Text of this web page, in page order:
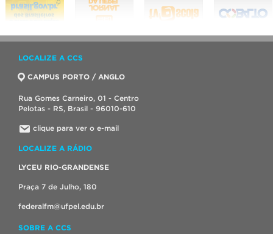
LOCALIZE A CCS
CAMPUS PORTO / ANGLO
Rua Gomes Carneiro, 01 - Centro
Pelotas - RS, Brasil - 96010-610
clique para ver o e-mail
LOCALIZE A RÁDIO
LYCEU RIO-GRANDENSE
Praça 7 de Julho, 180
federalfm@ufpel.edu.br
SOBRE A CCS